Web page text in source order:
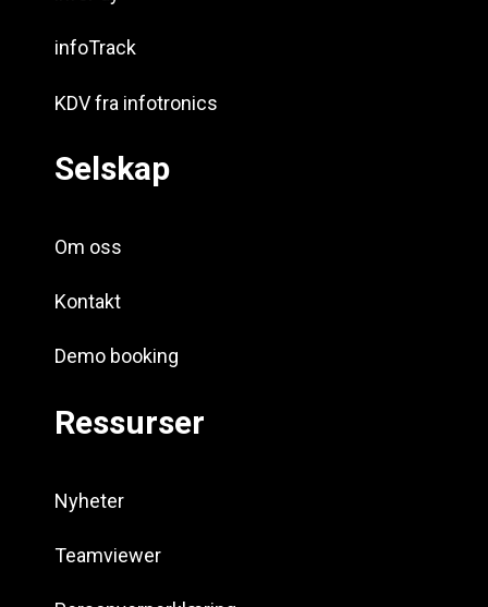
infoTrack
KDV fra infotronics
Selskap
Om oss
Kontakt
Demo booking
Ressurser
Nyheter
Teamviewer